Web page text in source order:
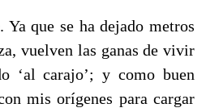
. Ya que se ha dejado metros
vuelven las ganas de vivir
‘al carajo’; y como buen
mis orígenes para cargar